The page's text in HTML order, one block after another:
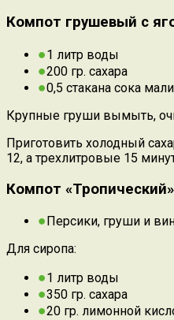
Компот грушевый с
1 литр воды
200 гр. сахара
0,5 стакана сока
Крупные груши вымыть,
Приготовить холодный
12, а трехлитровые 15
Компот «Тропический»
Персики, груши и
Для сиропа:
1 литр воды
350 гр. сахара
20 гр. лимонной